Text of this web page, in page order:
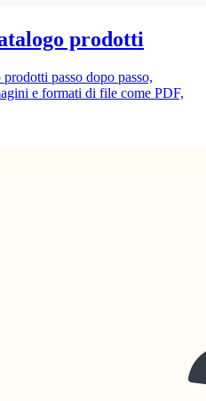
prodotti
passo dopo passo,
e formati di file come PDF,